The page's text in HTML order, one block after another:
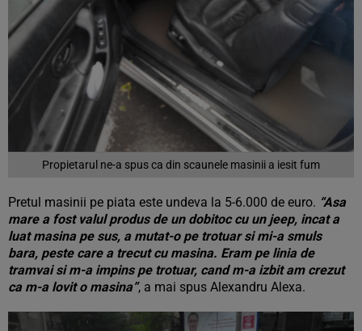
Propietarul ne-a spus ca din scaunele masinii a iesit fum
Pretul masinii pe piata este undeva la 5-6.000 de euro. “Asa
mare a fost valul produs de un dobitoc cu un jeep, incat a
luat masina pe sus, a mutat-o pe trotuar si mi-a smuls
bara, peste care a trecut cu masina. Eram pe linia de
tramvai si m-a impins pe trotuar, cand m-a izbit am crezut
ca m-a lovit o masina”, a mai spus Alexandru Alexa.